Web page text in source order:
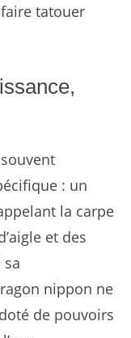
tatouer
: un
la carpe
et des
nippon ne
de pouvoirs